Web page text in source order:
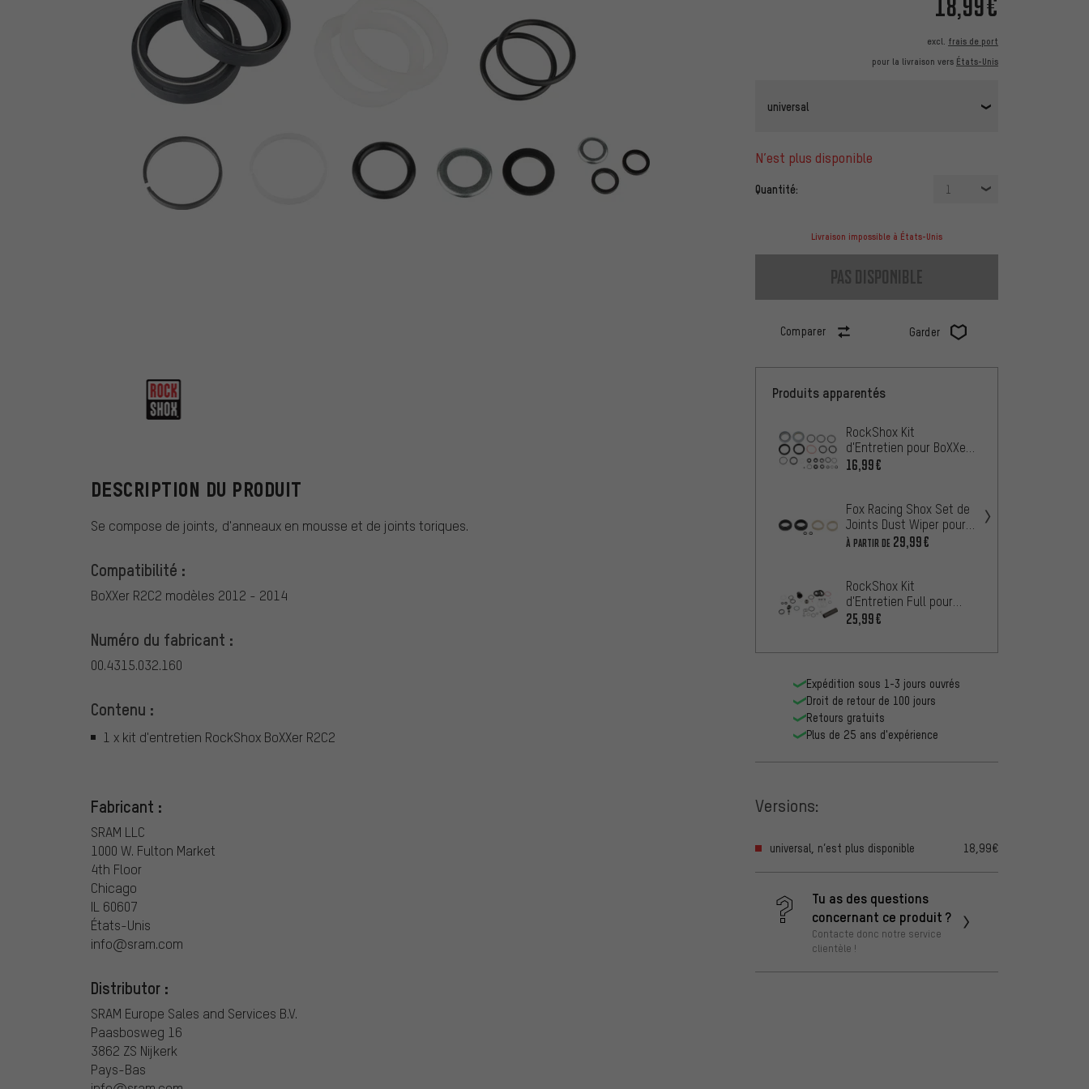
excl. frais de port
pour la livraison vers États-Unis
universal
n’est plus disponible
Quantité: 1
Livraison impossible à États-Unis
pas disponible
Comparer Garder
DESCRIPTION DU PRODUIT
Se compose de joints, d'anneaux en mousse et de joints toriques.
Compatibilité :
BoXXer R2C2 modèles 2012 - 2014
Numéro du fabricant :
00.4315.032.160
Contenu :
1 x kit d'entretien RockShox BoXXer R2C2
Fabricant :
SRAM LLC
1000 W. Fulton Market
4th Floor
Chicago
IL 60607
États-Unis
info@sram.com
Distributor :
SRAM Europe Sales and Services B.V.
Paasbosweg 16
3862 ZS Nijkerk
Pays-Bas
Produits apparentés
RockShox Kit
d'Entretien pour BoXXer
World Cup àpd Modèle
16,99€
Fox Racing Shox Set de
Joints Dust Wiper pour
32 / 34 / 36 / 38 / 40
À PARTIR DE 29,99€
RockShox Kit
d'Entretien Full pour
Pike Solo Air Modèles
25,99€
Expédition sous 1-3 jours ouvrés
Droit de retour de 100 jours
Retours gratuits
Plus de 25 ans d'expérience
Versions:
universal, n’est plus disponible 18,99€
Tu as des questions
concernant ce produit ?
Contacte donc notre service
clientèle !